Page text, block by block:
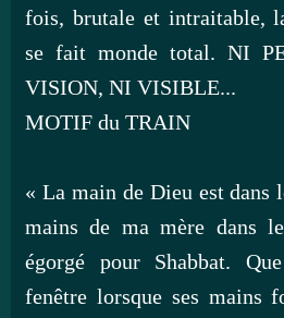
fois, brutale et intraitable,
se fait monde total. NI
VISION, NI VISIBLE...
MOTIF du TRAIN
« La main de Dieu est dans
mains de ma mère dans
égorgé pour Shabbat.
fenêtre lorsque ses mains